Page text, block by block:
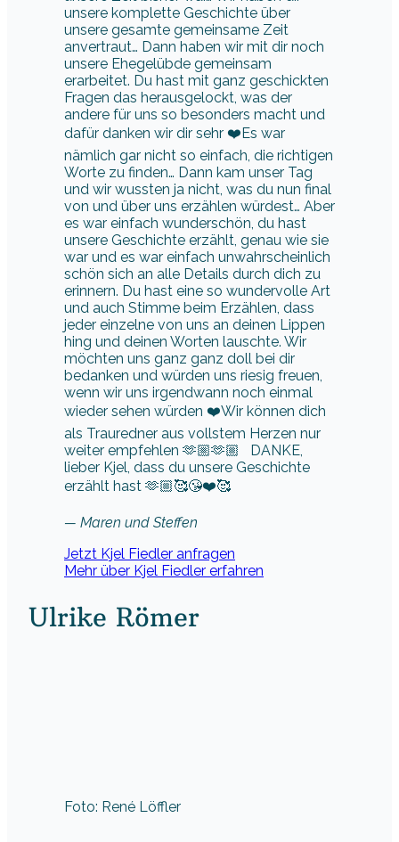
unsere komplette Geschichte über
unsere gesamte gemeinsame Zeit
anvertraut… Dann haben wir mit dir noch
unsere Ehegelübde gemeinsam
erarbeitet. Du hast mit ganz geschickten
Fragen das herausgelockt, was der
andere für uns so besonders macht und
dafür danken wir dir sehr ❤️Es war
nämlich gar nicht so einfach, die richtigen
Worte zu finden… Dann kam unser Tag
und wir wussten ja nicht, was du nun final
von und über uns erzählen würdest… Aber
es war einfach wunderschön, du hast
unsere Geschichte erzählt, genau wie sie
war und es war einfach unwahrscheinlich
schön sich an alle Details durch dich zu
erinnern. Du hast eine so wundervolle Art
und auch Stimme beim Erzählen, dass
jeder einzelne von uns an deinen Lippen
hing und deinen Worten lauschte. Wir
möchten uns ganz ganz doll bei dir
bedanken und würden uns riesig freuen,
wenn wir uns irgendwann noch einmal
wieder sehen würden ❤️Wir können dich
als Trauredner aus vollstem Herzen nur
weiter empfehlen 🫶🏼🫶🏼 DANKE,
lieber Kjel, dass du unsere Geschichte
erzählt hast 🫶🏼🥰😘❤️🥰
— Maren und Steffen
Jetzt Kjel Fiedler anfragen
Mehr über Kjel Fiedler erfahren
Ulrike Römer
Foto: René Löffler